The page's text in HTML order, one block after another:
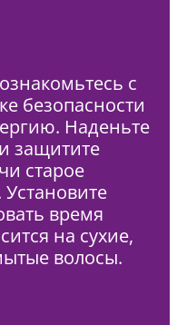
с
безопасности
Наденьте
защитите
старое
время
на сухие,
волосы.